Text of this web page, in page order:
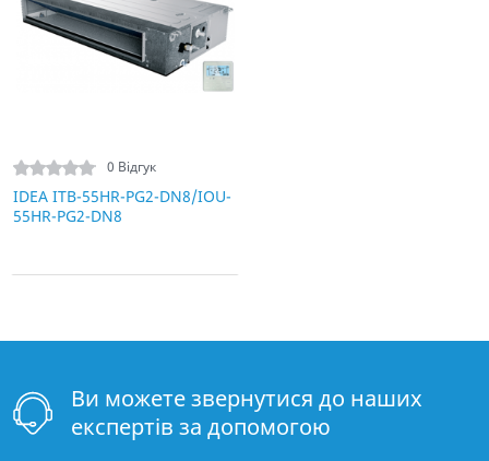
0 Відгук
IDEA ITB-55HR-PG2-DN8/IOU-
55HR-PG2-DN8
Ви можете звернутися до наших
експертів за допомогою